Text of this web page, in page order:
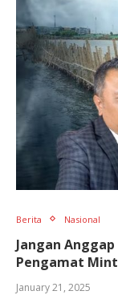
Berita Nasional
Jangan
Pengamat
January 21, 2025